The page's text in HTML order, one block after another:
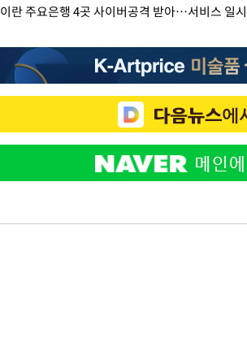
이란 주요은행 4곳 사이버공격 받아…서비스 일